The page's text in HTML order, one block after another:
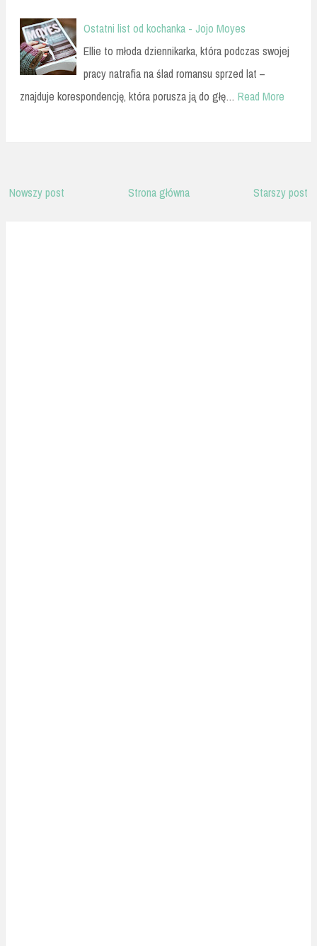
Ostatni list od kochanka - Jojo Moyes
Ellie to młoda dziennikarka, która podczas swojej
pracy natrafia na ślad romansu sprzed lat –
znajduje korespondencję, która porusza ją do głę… Read More
Nowszy post Starszy post
Strona główna